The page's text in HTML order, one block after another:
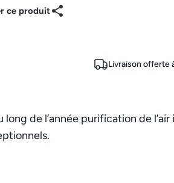
ce produit
Livraison offerte
de l’année purification de l’air